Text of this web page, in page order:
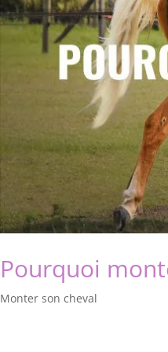
Pourquoi
Monter son cheval